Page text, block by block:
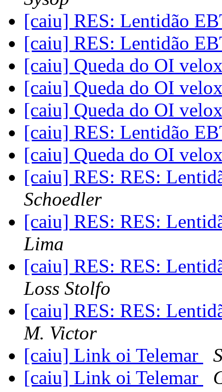
[caiu] RES: Lentidão
[caiu] RES: Lentidão
[caiu] Queda do OI
[caiu] Queda do OI
[caiu] Queda do OI
[caiu] RES: Lentidão
[caiu] Queda do OI
[caiu] RES: RES:
Schoedler
[caiu] RES: RES:
Lima
[caiu] RES: RES:
Loss Stolfo
[caiu] RES: RES:
M. Victor
[caiu] Link oi Telemar
[caiu] Link oi Telemar